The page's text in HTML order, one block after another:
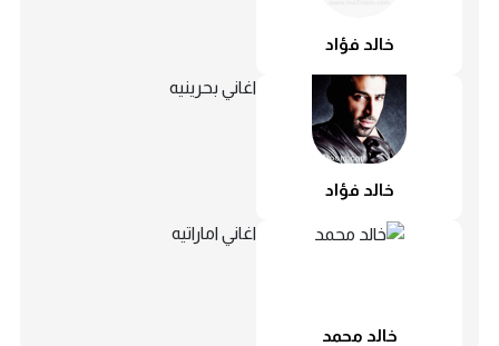
خالد فؤاد
خالد فؤاد
اغاني بحرينيه
خالد محمد
اغاني اماراتيه